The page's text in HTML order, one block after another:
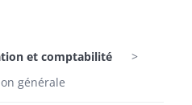
et comptabilité
générale